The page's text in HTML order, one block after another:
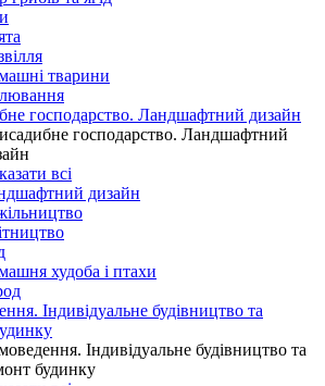
тварини
господарство. Ландшафтний дизайн
господарство. Ландшафтний
всі
дизайн
худоба і птахи
Індивідуальне будівництво та
Індивідуальне будівництво та
будинку